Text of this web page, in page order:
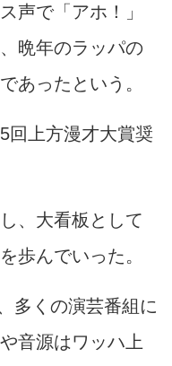
声で「アホ！」
晩年のラッパの
あったという。
回上方漫才大賞奨
、大看板として
歩んでいった。
多くの演芸番組に
音源はワッハ上